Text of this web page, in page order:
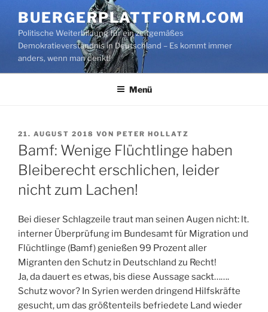
Inhalt
springen
BUERGERPLATTFORM.COM
Politische Weiterbildung für ein zeitgemäßes
Demokratieverständnis in Deutschland – Es kommt immer
anders, wenn man denkt!
Menü
VERÖFFENTLICHT
AM
21. AUGUST 2018 VON PETER HOLLATZ
Bamf: Wenige Flüchtlinge haben
Bleiberecht erschlichen, leider
nicht zum Lachen!
Bei dieser Schlagzeile traut man seinen Augen nicht: lt.
interner Überprüfung im Bundesamt für Migration und
Flüchtlinge (Bamf) genießen 99 Prozent aller
Migranten den Schutz in Deutschland zu Recht!
Ja, da dauert es etwas, bis diese Aussage sackt…….
Schutz wovor? In Syrien werden dringend Hilfskräfte
gesucht, um das größtenteils befriedete Land wieder